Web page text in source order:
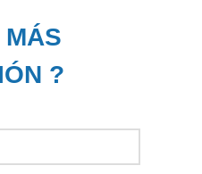
?